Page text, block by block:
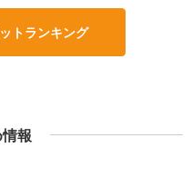
トランキング
報